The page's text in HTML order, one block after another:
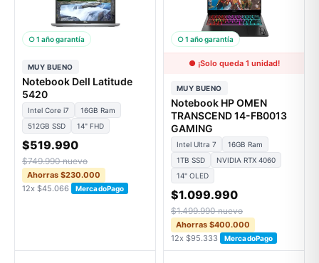
○ 1 año garantía
MUY BUENO
Notebook Dell Latitude
5420
Intel Core i7
16GB Ram
512GB SSD
14" FHD
$519.990
$749.990 nuevo
Ahorras $230.000
12x $45.066
MercadoPago
○ 1 año garantía
● ¡Solo queda 1 unidad!
MUY BUENO
Notebook HP OMEN
TRANSCEND 14-FB0013
GAMING
Intel Ultra 7
16GB Ram
1TB SSD
NVIDIA RTX 4060
14" OLED
$1.099.990
$1.499.990 nuevo
Ahorras $400.000
12x $95.333
MercadoPago